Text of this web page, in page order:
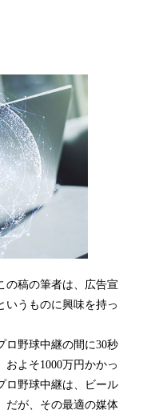
稿の筆者は、広告宣
いうものに興味を持っ
野球中継の間に30秒
よそ1000万円かかっ
ロ野球中継は、ビール
だが、その最適の媒体